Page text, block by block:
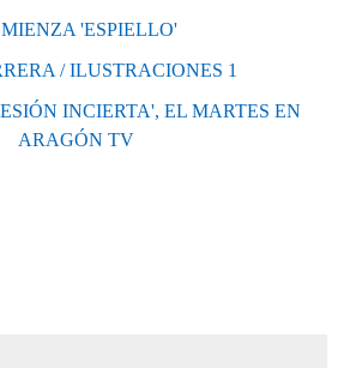
'ESPIELLO'
/ ILUSTRACIONES 1
INCIERTA', EL MARTES EN
ARAGÓN TV